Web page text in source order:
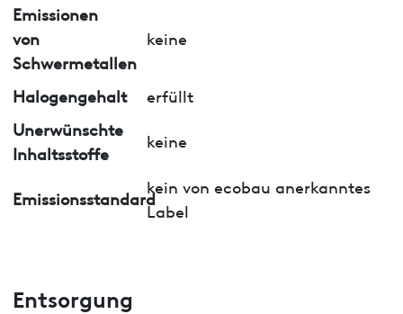
Emissionen
von
Schwermetallen
keine
Halogengehalt
erfüllt
Unerwünschte
Inhaltsstoffe
keine
Emissionsstandard
kein von ecobau anerkanntes
Label
Entsorgung